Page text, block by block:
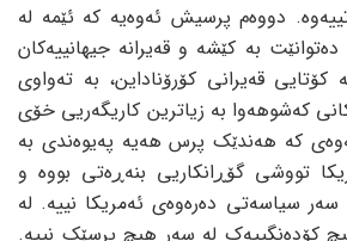
دووەم پرسیش ئەوەیە کە ئێمە لە
بە کێشە و قەیرانە جیهانییەکان
کۆتایی قەیرانی کۆرۆناداین، بە تەواوی
کەشوهەوا بە زیاترین کاریگەریی خۆی
کە هەندێک پرس هەیە پەیوەندی بە
تووشی گۆڕانکاریی بنەڕەتی بووە و
سیاسەتی دەرەوەی ئەمریکا نییە. لە
کۆدەنگییەک لە سەر هیچ پرسێک نییە.